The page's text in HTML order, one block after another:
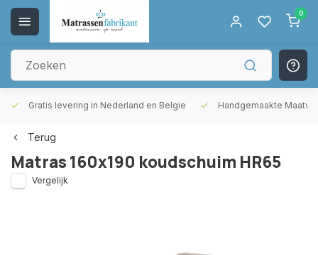
0
Gratis levering in Nederland en Belgie Handgemaakte
Terug
Matras 160x190 koudschuim HR65
Vergelijk